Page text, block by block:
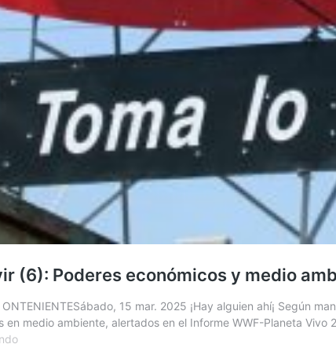
(6): Poderes económicos y medio
ONTENIENTESábado, 15 mar. 2025 ¡Hay alguien ahí¡ Según
en medio ambiente, alertados en el Informe WWF-Planeta
Primero